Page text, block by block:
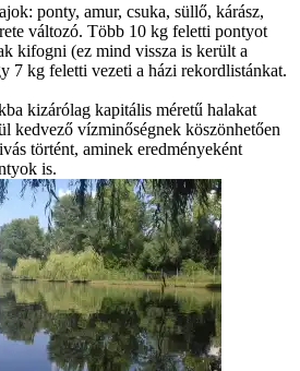
ponty, amur, csuka, süllő, kárász,
változó. Több 10 kg feletti pontyot
kifogni (ez mind vissza is került a
7 kg feletti vezeti a házi rekordlistánkat.
kizárólag kapitális méretű halakat
kedvező vízminőségnek köszönhetően
történt, aminek eredményeként
is.